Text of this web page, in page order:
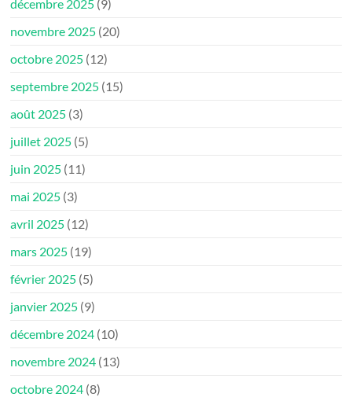
décembre 2025 (9)
novembre 2025 (20)
octobre 2025 (12)
septembre 2025 (15)
août 2025 (3)
juillet 2025 (5)
juin 2025 (11)
mai 2025 (3)
avril 2025 (12)
mars 2025 (19)
février 2025 (5)
janvier 2025 (9)
décembre 2024 (10)
novembre 2024 (13)
octobre 2024 (8)